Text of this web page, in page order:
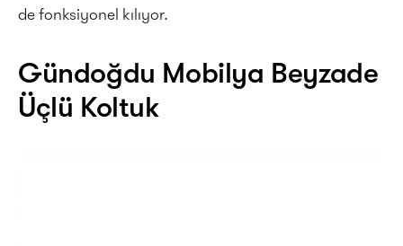
de fonksiyonel kılıyor.
Gündoğdu Mobilya Beyzade
Üçlü Koltuk